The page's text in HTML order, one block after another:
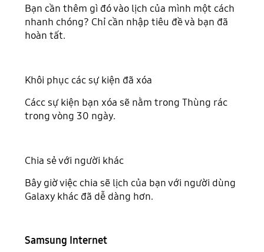
Bạn cần thêm gì đó vào lịch của mình một cách
nhanh chóng? Chỉ cần nhập tiêu đề và bạn đã
hoàn tất.
Khôi phục các sự kiện đã xóa
Cácc sự kiện bạn xóa sẽ nằm trong Thùng rác
trong vòng 30 ngày.
Chia sẻ với người khác
Bây giờ việc chia sẽ lịch của bạn với người dùng
Galaxy khác đã dễ dàng hơn.
Samsung Internet